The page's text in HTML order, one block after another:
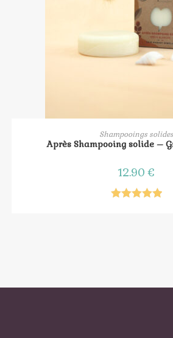
AJOUTER AU PANIER
Shampooings solides
Après Shampooing solide –
12.90€